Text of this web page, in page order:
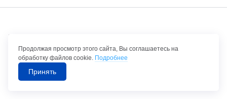
Правовая информация
©1992-2026 ТрансТехСервис – продажа и обслуживание автомобилей.
Продолжая просмотр этого сайта, Вы соглашаетесь на
обработку файлов cookie. Подробнее
Принять